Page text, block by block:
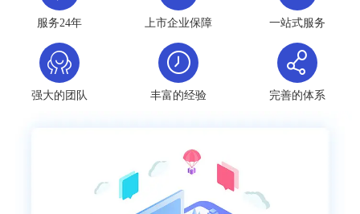
服务24年 上市企业保障 一站式服务
强大的团队 丰富的经验 完善的体系